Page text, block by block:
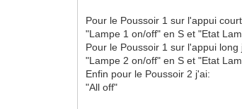
Pour le Poussoir 1 sur l'appui
"Lampe 1 on/off" en S et "Etat
Pour le Poussoir 1 sur l'appui long
"Lampe 2 on/off" en S et "Etat
Enfin pour le Poussoir 2 j'ai:
"All off"